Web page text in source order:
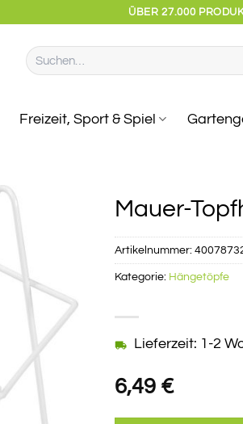
ÜBER 27.000
Suchen
nach:
Freizeit, Sport & Spiel
Mauer-
6,49 €
Lieferzeit: 1-2
Artikelnummer:
Kategorie: Hängetöpfe